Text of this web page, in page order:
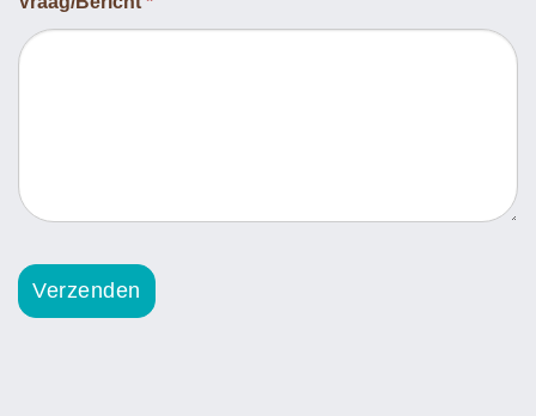
Verzenden